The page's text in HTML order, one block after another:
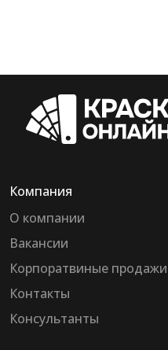
Компания
О компании
Вакансии
Корпоратвиные продажи
Контакты
Консультанты